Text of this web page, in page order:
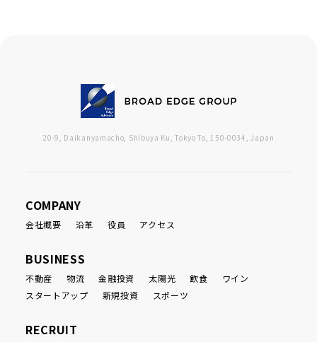
20-9, Daikanyamacho, Shibuya Ku, Tokyo To, 150-0034, Japan
COMPANY
会社概要 沿革 役員 アクセス
BUSINESS
不動産 物流 金融投資 太陽光 飲食
ワイン
スタートアップ
新規投資 スポーツ
RECRUIT